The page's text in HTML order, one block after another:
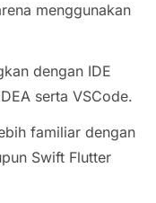
menggunakan
dengan IDE
serta VSCode.
familiar dengan
Swift Flutter